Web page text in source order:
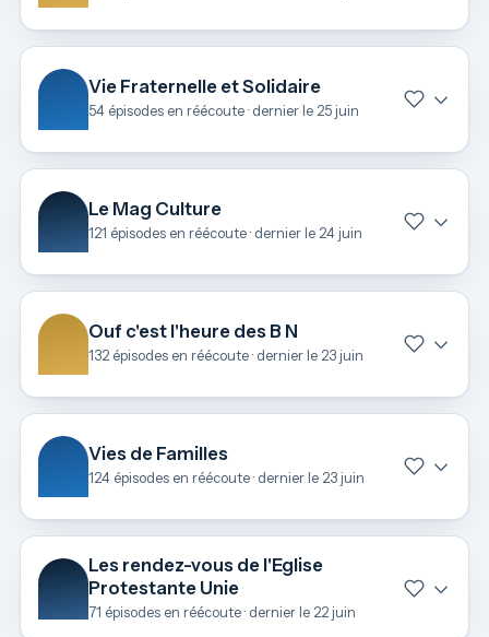
Vie Fraternelle et Solidaire
54 épisodes en réécoute · dernier le 25 juin
Le Mag Culture
121 épisodes en réécoute · dernier le 24 juin
Ouf c'est l'heure des B N
132 épisodes en réécoute · dernier le 23 juin
Vies de Familles
124 épisodes en réécoute · dernier le 23 juin
Les rendez-vous de l'Eglise
Protestante Unie
71 épisodes en réécoute · dernier le 22 juin